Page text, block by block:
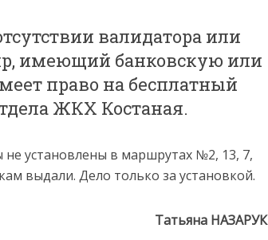
валидатора или
имеющий банковскую или
право на бесплатный
ЖКХ Костаная.
установлены в маршрутах №2, 13, 7,
выдали. Дело только за установкой.
Татьяна НАЗАРУК